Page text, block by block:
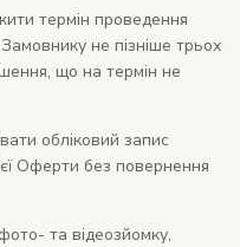
термін проведення
не пізніше трьох
що на термін не
обліковий запис
Оферти без повернення
та відеозйомку,